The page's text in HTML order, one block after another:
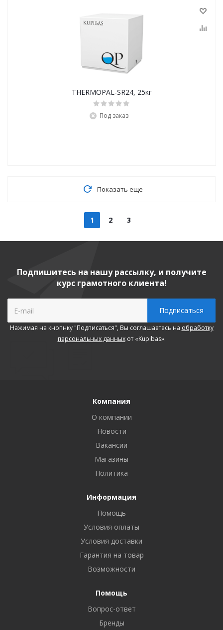
THERMOPAL-SR24, 25кг
Под заказ
Показать еще
1 2 3
Подпишитесь на нашу рассылку, и получите
курс грамотного клиента!
Нажимая на кнопнку "Подписаться", Вы соглашаетесь на обработку
персональных данныхот «Kupibas».
Компания
О компании
Новости
Вакансии
Магазины
Политика
Информация
Помощь
Условия оплаты
Условия доставки
Гарантия на товар
Возможности
Помощь
Вопрос-ответ
Бренды